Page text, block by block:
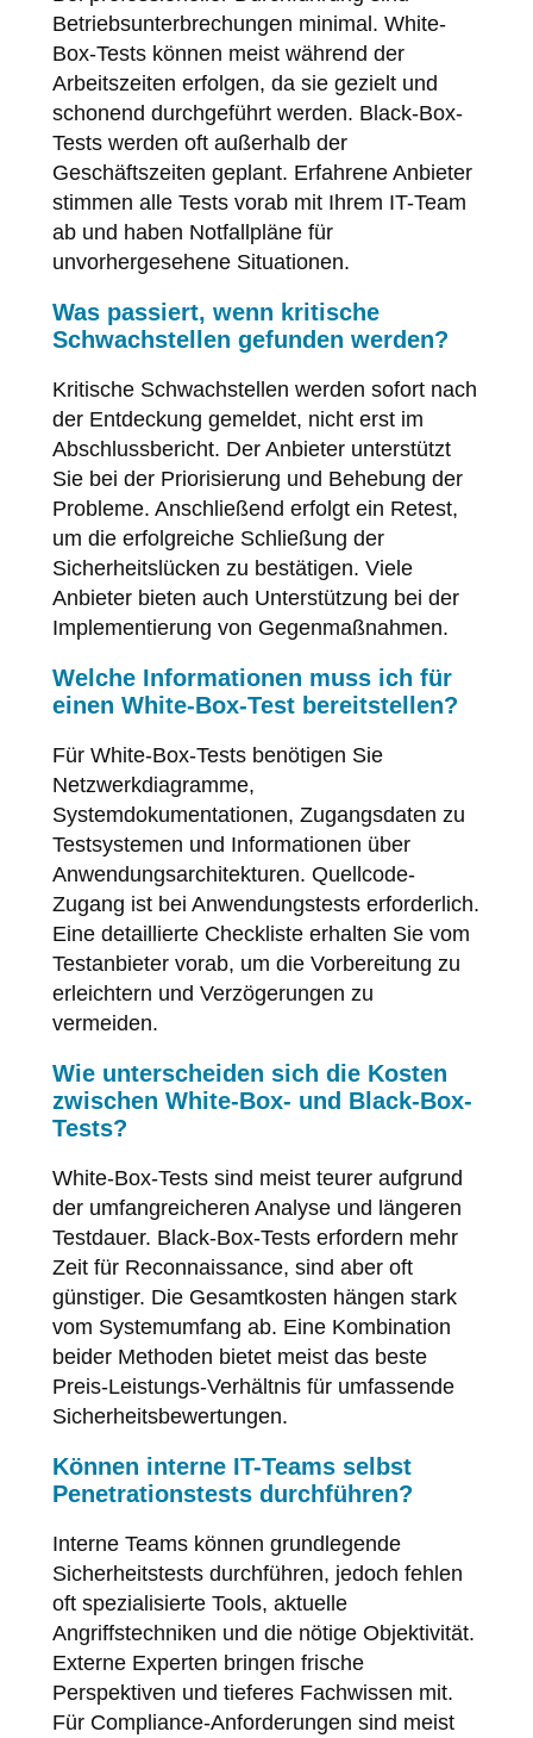
Betriebsunterbrechungen minimal. White-
Box-Tests können meist während der
Arbeitszeiten erfolgen, da sie gezielt und
schonend durchgeführt werden. Black-Box-
Tests werden oft außerhalb der
Geschäftszeiten geplant. Erfahrene Anbieter
stimmen alle Tests vorab mit Ihrem IT-Team
ab und haben Notfallpläne für
unvorhergesehene Situationen.
Was passiert, wenn kritische
Schwachstellen gefunden werden?
Kritische Schwachstellen werden sofort nach
der Entdeckung gemeldet, nicht erst im
Abschlussbericht. Der Anbieter unterstützt
Sie bei der Priorisierung und Behebung der
Probleme. Anschließend erfolgt ein Retest,
um die erfolgreiche Schließung der
Sicherheitslücken zu bestätigen. Viele
Anbieter bieten auch Unterstützung bei der
Implementierung von Gegenmaßnahmen.
Welche Informationen muss ich für
einen White-Box-Test bereitstellen?
Für White-Box-Tests benötigen Sie
Netzwerkdiagramme,
Systemdokumentationen, Zugangsdaten zu
Testsystemen und Informationen über
Anwendungsarchitekturen. Quellcode-
Zugang ist bei Anwendungstests erforderlich.
Eine detaillierte Checkliste erhalten Sie vom
Testanbieter vorab, um die Vorbereitung zu
erleichtern und Verzögerungen zu
vermeiden.
Wie unterscheiden sich die Kosten
zwischen White-Box- und Black-Box-
Tests?
White-Box-Tests sind meist teurer aufgrund
der umfangreicheren Analyse und längeren
Testdauer. Black-Box-Tests erfordern mehr
Zeit für Reconnaissance, sind aber oft
günstiger. Die Gesamtkosten hängen stark
vom Systemumfang ab. Eine Kombination
beider Methoden bietet meist das beste
Preis-Leistungs-Verhältnis für umfassende
Sicherheitsbewertungen.
Können interne IT-Teams selbst
Penetrationstests durchführen?
Interne Teams können grundlegende
Sicherheitstests durchführen, jedoch fehlen
oft spezialisierte Tools, aktuelle
Angriffstechniken und die nötige Objektivität.
Externe Experten bringen frische
Perspektiven und tieferes Fachwissen mit.
Für Compliance-Anforderungen sind meist